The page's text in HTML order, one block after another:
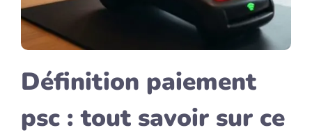
Définition paiement
psc : tout savoir sur ce